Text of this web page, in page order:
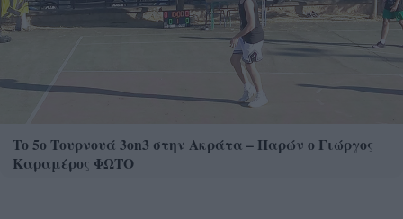
Το 5ο Τουρνουά 3on3 στην Ακράτα – Παρών ο Γιώργος
Καραμέρος ΦΩΤΟ